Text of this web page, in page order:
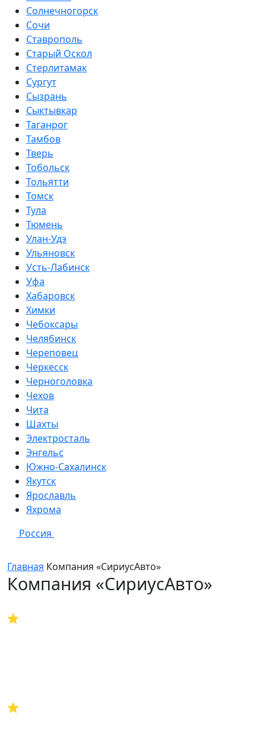
Солнечногорск
Сочи
Ставрополь
Старый Оскол
Стерлитамак
Сургут
Сызрань
Сыктывкар
Таганрог
Тамбов
Тверь
Тобольск
Тольятти
Томск
Тула
Тюмень
Улан-Удэ
Ульяновск
Усть-Лабинск
Уфа
Хабаровск
Химки
Чебоксары
Челябинск
Череповец
Черкесск
Черноголовка
Чехов
Чита
Шахты
Электросталь
Энгельс
Южно-Сахалинск
Якутск
Ярославль
Яхрома
Россия
Главная Компания «СириусАвто»
Компания «СириусАвто»